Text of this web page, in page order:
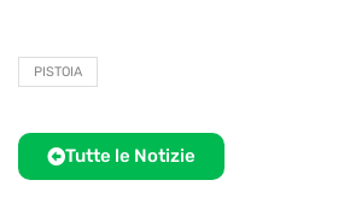
PISTOIA
Tutte le Notizie